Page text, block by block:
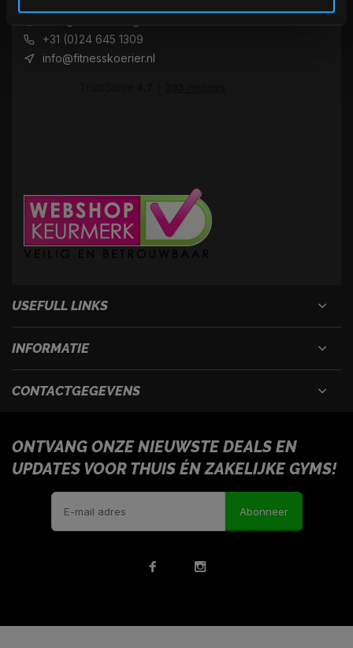
+31 (0)24 645 1309
info@fitnesskoerier.nl
USEFULL LINKS
INFORMATIE
CONTACTGEGEVENS
ONTVANG ONZE NIEUWSTE DEALS EN
UPDATES VOOR THUIS ÉN ZAKELIJKE GYMS!
Abonneer